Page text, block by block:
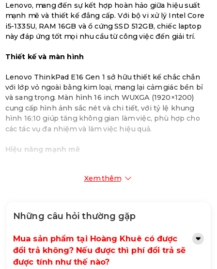
Lenovo, mang đến sự kết hợp hoàn hảo giữa hiệu suất
mạnh mẽ và thiết kế đẳng cấp. Với bộ vi xử lý Intel Core
i5-1335U, RAM 16GB và ổ cứng SSD 512GB, chiếc laptop
này đáp ứng tốt mọi nhu cầu từ công việc đến giải trí.
Thiết kế và màn hình
Lenovo ThinkPad E16 Gen 1 sở hữu thiết kế chắc chắn
với lớp vỏ ngoài bằng kim loại, mang lại cảm giác bền bỉ
và sang trọng. Màn hình 16 inch WUXGA (1920×1200)
cung cấp hình ảnh sắc nét và chi tiết, với tỷ lệ khung
hình 16:10 giúp tăng không gian làm việc, phù hợp cho
các tác vụ đa nhiệm và làm việc hiệu quả.
Hiệu năng mạnh mẽ
ThinkPad E16 Gen 1 đảm bảo hiệu suất mạnh mẽ và ổn
tốc độ truy xuất dữ liệu nhanh chóng. Card đồ họa tích
hợp giúp xử lý tốt các tác vụ đồ họa cơ bản và chơi game
Hệ điều hành và phần mềm
Xem thêm
Những câu hỏi thường gặp
Mua sản phẩm tại Hoàng Khuê có được
đổi trả không? Nếu được thì phí đổi trả sẽ
được tính như thế nào?